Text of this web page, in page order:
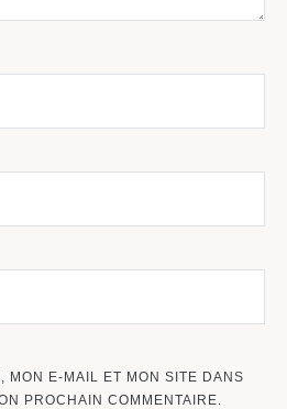
MON E-MAIL ET MON SITE DANS
PROCHAIN COMMENTAIRE.